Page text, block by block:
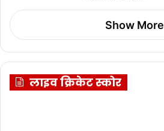
Show More
लाइव क्रिकेट स्कोर